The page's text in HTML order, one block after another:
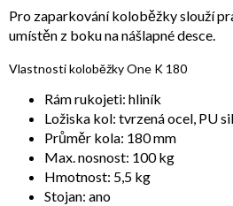
Pro zaparkování koloběžky slouží
umístěn z boku na nášlapné desce.
Vlastnosti koloběžky One K 180
Rám rukojeti: hliník
Ložiska kol: tvrzená ocel, PU
Průměr kola: 180 mm
Max. nosnost: 100 kg
Hmotnost: 5,5 kg
Stojan: ano